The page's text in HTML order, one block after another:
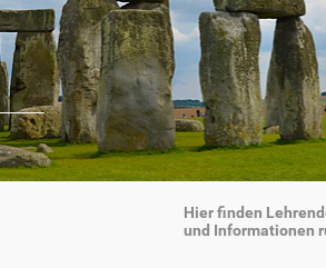
Hier finden
und Informationen